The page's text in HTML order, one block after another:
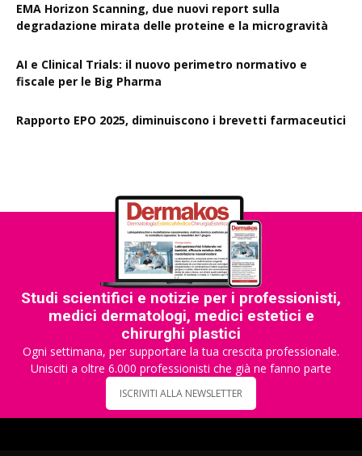
EMA Horizon Scanning, due nuovi report sulla
degradazione mirata delle proteine e la microgravità
AI e Clinical Trials: il nuovo perimetro normativo e
fiscale per le Big Pharma
Rapporto EPO 2025, diminuiscono i brevetti farmaceutici
Studi scientifici e notizie per i professionisti,
medici dermatologi, medici estetici e
chirurghi plastici
Ogni settimana, per supportare la tua crescita professionale.
Unisciti a oltre 6.000 professionisti che già ne fanno parte
ISCRIVITI ALLA NEWSLETTER